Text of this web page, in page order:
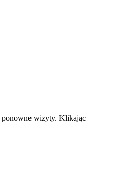
ponowne wizyty. Klikając